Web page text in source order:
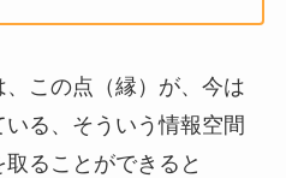
この点（縁）が、今は
る、そういう情報空間
ることができると